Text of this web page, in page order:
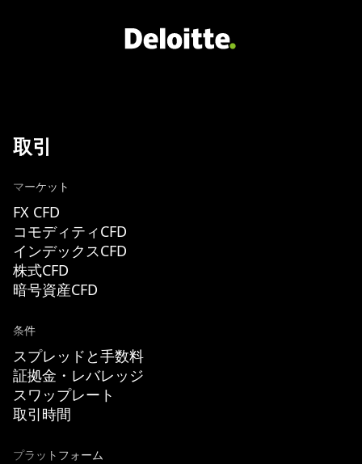
取引
マーケット
FX CFD
コモディティCFD
インデックスCFD
株式CFD
暗号資産CFD
条件
スプレッドと手数料
証拠金・レバレッジ
スワップレート
取引時間
プラットフォーム